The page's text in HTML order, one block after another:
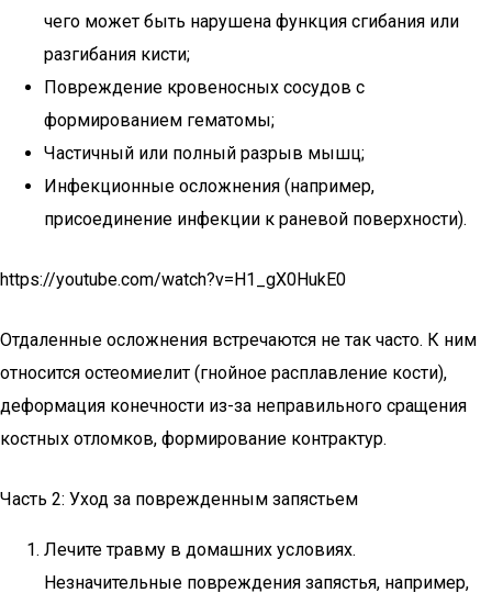
чего может быть нарушена функция сгибания или
разгибания кисти;
Повреждение кровеносных сосудов с
формированием гематомы;
Частичный или полный разрыв мышц;
Инфекционные осложнения (например,
присоединение инфекции к раневой поверхности).
https://youtube.com/watch?v=H1_gX0HukE0
Отдаленные осложнения встречаются не так часто. К ним
относится остеомиелит (гнойное расплавление кости),
деформация конечности из-за неправильного сращения
костных отломков, формирование контрактур.
Часть 2: Уход за поврежденным запястьем
Лечите травму в домашних условиях.
Незначительные повреждения запястья, например,